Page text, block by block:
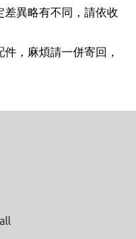
差異略有不同，請依收
，麻煩請一併寄回，